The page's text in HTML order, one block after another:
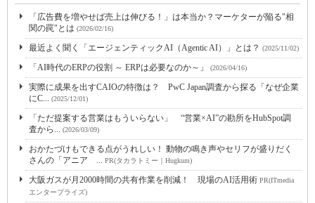
「広告費を増やせば売上は伸びる！」は本当か？マーケターが陥る"相
関の罠"とは (2026/02/16)
最近よく聞く「エージェンティックAI（Agentic AI）」とは？ (2025/11/02)
「AI時代のERPの役割 ～ ERPは必要なのか～」 (2026/04/16)
実際に成果を出すCAIOの特徴は？ PwC Japan調査から探る「なぜ企業
にC...
(2025/12/01)
「ただ提案する営業はもういらない」 “営業×AI”の勘所をHubSpot調
査から...
(2026/03/09)
おかたづけもできる点がうれしい！ 動物の鳴き声やセリフが盛りだく
さんの「アニア ...
PR(タカラトミー｜Hugkum)
大阪ガスが月2000時間の共有作業を削減！ 現場のAI活用術 PR(ITmedia
エンタープライズ)